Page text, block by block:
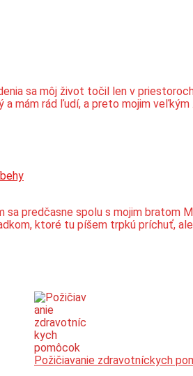
sa môj život točil len v
a mám rád ľudí, a preto mojim veľkým
predčasne spolu s mojim bratom
ktoré tu píšem trpkú príchuť,
Požičiavanie zdravotníckych